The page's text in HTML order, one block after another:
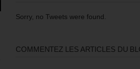
Sorry, no Tweets were found.
COMMENTEZ LES ARTICLES DU